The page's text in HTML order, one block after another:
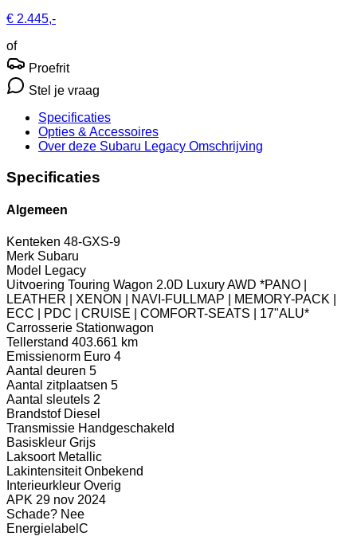
€ 2.445,-
of
Proefrit
Stel je vraag
Specificaties
Opties & Accessoires
Over deze Subaru Legacy Omschrijving
Specificaties
Algemeen
Kenteken 48-GXS-9
Merk Subaru
Model
Legacy
Uitvoering Touring Wagon 2.0D Luxury AWD *PANO |
LEATHER | XENON | NAVI-FULLMAP | MEMORY-PACK |
ECC | PDC | CRUISE | COMFORT-SEATS | 17"ALU*
Carrosserie Stationwagon
Tellerstand 403.661 km
Emissienorm Euro 4
Aantal deuren 5
Aantal zitplaatsen 5
Aantal sleutels 2
Brandstof Diesel
Transmissie Handgeschakeld
Basiskleur Grijs
Laksoort Metallic
Lakintensiteit Onbekend
Interieurkleur Overig
APK 29 nov 2024
Schade? Nee
Energielabel C